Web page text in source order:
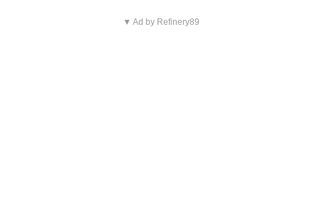
▼ Ad by Refinery89